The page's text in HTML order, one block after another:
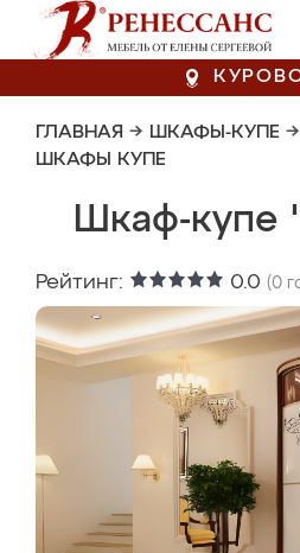
ГЛАВНАЯ → ШКАФЫ-КУПЕ →
ШКАФЫ КУПЕ
Шкаф-купе
Рейтинг: 0.0 (0